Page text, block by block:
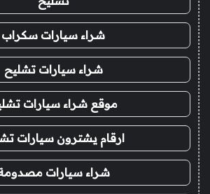
شراء سيارات سكراب
شراء سيارات تشليح
موقع شراء سيارات
ارقام يشترون سيارات
شراء سيارات